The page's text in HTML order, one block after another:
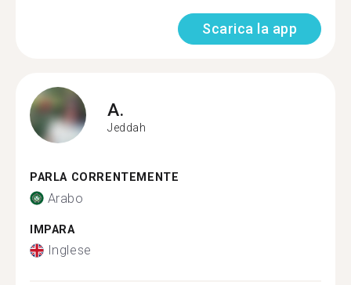
Scarica la app
A.
Jeddah
PARLA CORRENTEMENTE
Arabo
IMPARA
Inglese